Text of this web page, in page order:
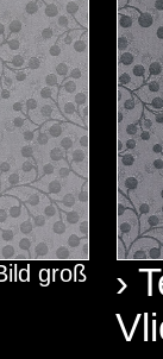
groß
›